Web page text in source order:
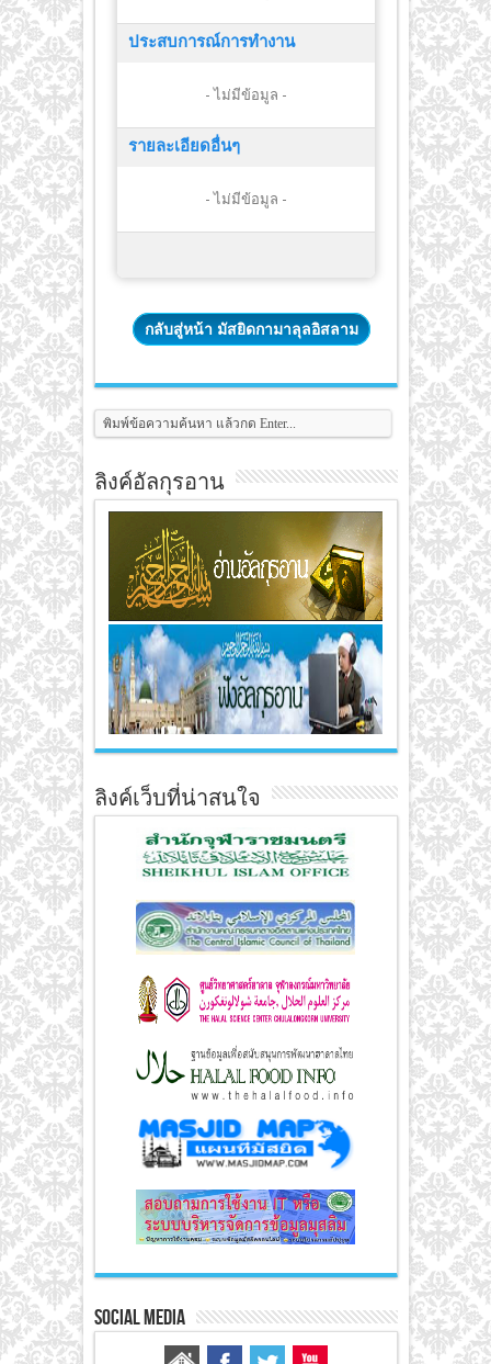
ประสบการณ์การทำงาน
- ไม่มีข้อมูล -
รายละเอียดอื่นๆ
- ไม่มีข้อมูล -
กลับสู่หน้า มัสยิดกามาลุลอิสลาม
ลิงค์อัลกุรอาน
ลิงค์เว็บที่น่าสนใจ
Social Media